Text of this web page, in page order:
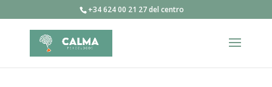
+34 624 00 21 27 del centro